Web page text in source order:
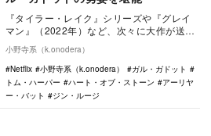
『タイラー・レイク』シリーズや『グレイ
マン』（2022年）など、次々に大作が送り
出されているNetflixのアクション映画。こ
の…
小野寺系（k.onodera）
Netflix
小野寺系（k.onodera）
ガル・ガドット
トム・ハーパー
ハート・オブ・ストーン
アーリヤ
ー・バット
ジン・ルージ